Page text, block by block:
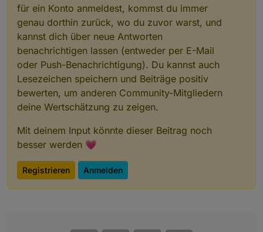
für ein Konto anmeldest, kommst du immer
genau dorthin zurück, wo du zuvor warst, und
kannst dich über neue Antworten
benachrichtigen lassen (entweder per E-Mail
oder Push-Benachrichtigung). Du kannst auch
Lesezeichen speichern und Beiträge positiv
bewerten, um anderen Community-Mitgliedern
deine Wertschätzung zu zeigen.
Mit deinem Input könnte dieser Beitrag noch
besser werden 💗
Registrieren Anmelden